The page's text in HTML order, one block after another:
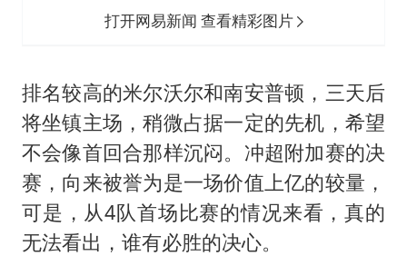
打开网易新闻 查看精彩图片
排名较高的米尔沃尔和南安普顿，三天后
将坐镇主场，稍微占据一定的先机，希望
不会像首回合那样沉闷。冲超附加赛的决
赛，向来被誉为是一场价值上亿的较量，
可是，从4队首场比赛的情况来看，真的
无法看出，谁有必胜的决心。